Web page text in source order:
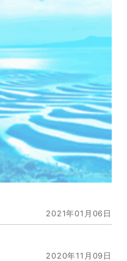
2021年01月06日
2020年11月09日